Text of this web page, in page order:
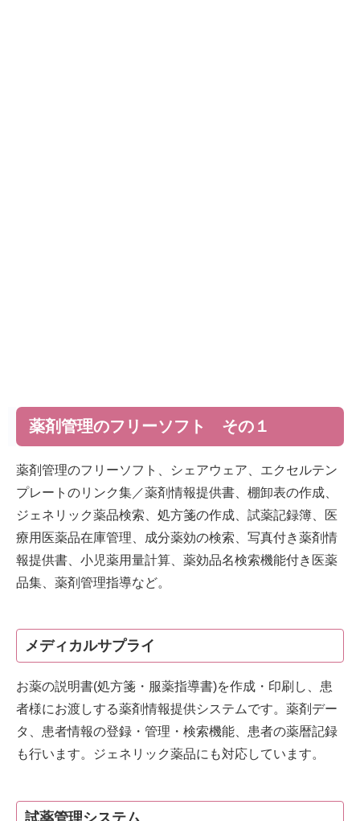
薬剤管理のフリーソフト その１
薬剤管理のフリーソフト、シェアウェア、エクセルテン
プレートのリンク集／薬剤情報提供書、棚卸表の作成、
ジェネリック薬品検索、処方箋の作成、試薬記録簿、医
療用医薬品在庫管理、成分薬効の検索、写真付き薬剤情
報提供書、小児薬用量計算、薬効品名検索機能付き医薬
品集、薬剤管理指導など。
メディカルサプライ
お薬の説明書(処方箋・服薬指導書)を作成・印刷し、患
者様にお渡しする薬剤情報提供システムです。薬剤デー
タ、患者情報の登録・管理・検索機能、患者の薬暦記録
も行います。ジェネリック薬品にも対応しています。
試薬管理システム